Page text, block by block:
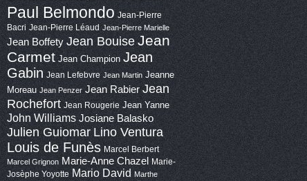
Paul Belmondo Jean-Pierre
Bacri Jean-Pierre Léaud Jean-Pierre Marielle
Jean Boffety Jean BouiseJean
Carmet Jean Champion Jean
Gabin Jean Lefebvre Jean Martin Jeanne
Moreau Jean Penzer Jean Rabier Jean
Rochefort Jean Rougerie Jean Yanne
John Williams Josiane Balasko
Julien Guiomar Lino Ventura
Louis de Funès Marcel Berbert
Marcel Grignon Marie-Anne Chazel
Marie-
Josèphe Yoyotte Mario David Marthe